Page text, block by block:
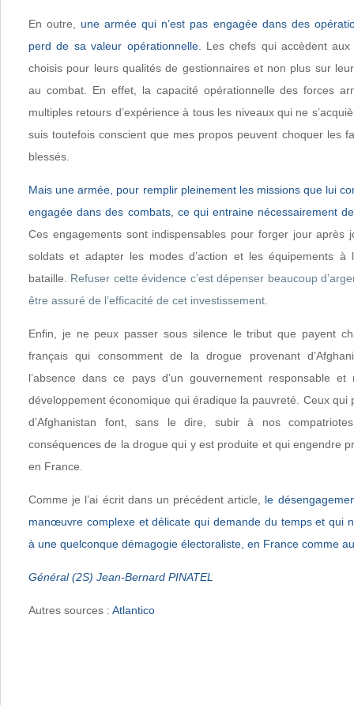
En outre, une armée qui n’est pas engagée dans des
perd de sa valeur opérationnelle.
Les chefs qui accèdent
choisis pour leurs qualités de gestionnaires et non plus sur
au combat. En effet, la capacité opérationnelle des forces
multiples retours d’expérience à tous les niveaux qui ne
suis toutefois conscient que mes propos peuvent choquer les
blessés.
Mais une armée, pour remplir pleinement les missions que lui
engagée dans des combats, ce qui entraine nécessairement
Ces engagements sont indispensables pour forger jour après
soldats et adapter les modes d’action et les équipements
bataille. Refuser cette évidence c’est dépenser beaucoup
être assuré de l’efficacité de cet investissement.
Enfin, je ne peux passer sous silence le tribut que payent
français qui consomment de la drogue provenant
l’absence dans ce pays d’un gouvernement responsable
développement économique qui éradique la pauvreté. Ceux qui
d’Afghanistan font, sans le dire, subir à nos
conséquences de la drogue qui y est produite et qui engendre
en France.
Comme je l’ai écrit dans un précédent article, le
manœuvre complexe et délicate qui demande du temps et qui
à une quelconque démagogie électoraliste, en France comme
Général (2S) Jean-Bernard PINATEL
Autres sources : Atlantico